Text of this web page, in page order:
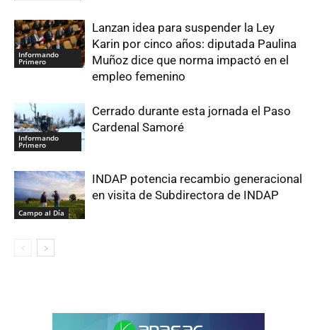
Informando
Primero
Lanzan idea para suspender la Ley
Karin por cinco años: diputada Paulina
Muñoz dice que norma impactó en el
empleo femenino
Informando
Primero
Cerrado durante esta jornada el Paso
Cardenal Samoré
Campo al Día
INDAP potencia recambio generacional
en visita de Subdirectora de INDAP